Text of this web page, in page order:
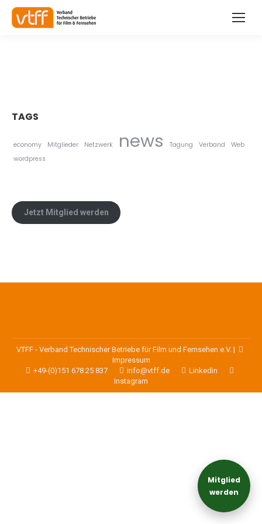
TAGS
economy Mitglieder Netzwerk news Tagung Verband
Web
wordpress
Jetzt Mitglied werden
Mitglied
werden
VTFF - Verband Technischer Betriebe für Film und Fernsehen e.V. |
Impressum
+49-(0)151 678 25 837
info@vtff.de
Linkedin
Instagram